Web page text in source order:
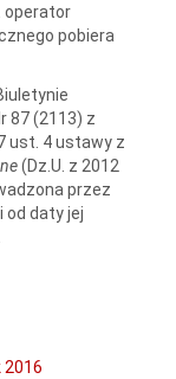
operator
pobiera
87 (2113) z
ust. 4 ustawy z
(Dz.U. z 2012
przez
od daty jej
2016